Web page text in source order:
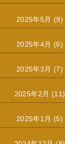
2025年5月 (9)
2025年4月 (6)
2025年3月 (7)
2025年2月 (11)
2025年1月 (5)